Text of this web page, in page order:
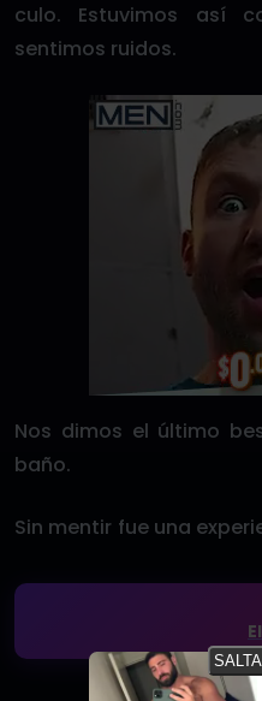
culo. Estuvimos así
sentimos ruidos.
Nos dimos el último
baño.
Sin mentir fue una